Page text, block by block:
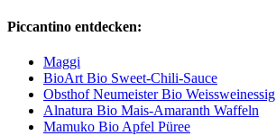
Piccantino entdecken:
Maggi
BioArt Bio Sweet-Chili-Sauce
Obsthof Neumeister Bio Weissweinessig
Alnatura Bio Mais-Amaranth Waffeln
Mamuko Bio Apfel Püree